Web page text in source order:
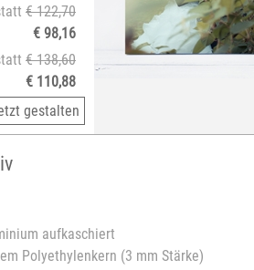
€ 122,70
€ 98,16
€ 138,60
€ 110,88
gestalten
aufkaschiert
Polyethylenkern (3 mm Stärke)